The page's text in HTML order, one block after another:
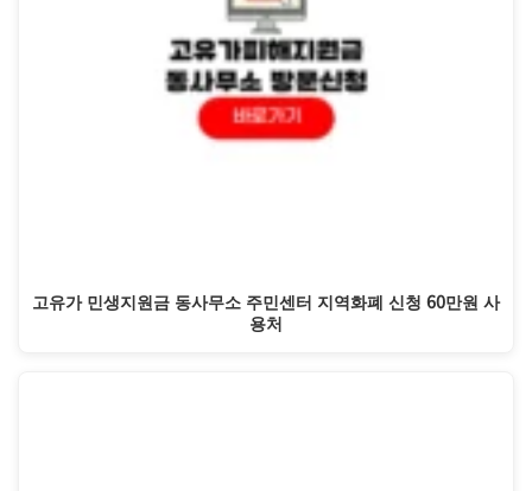
고유가 민생지원금 동사무소 주민센터 지역화폐 신청 60만원 사
용처